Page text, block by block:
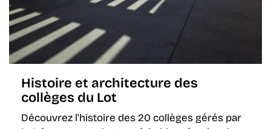
Histoire et architecture des
collèges du Lot
Découvrez l'histoire des 20 collèges gérés par